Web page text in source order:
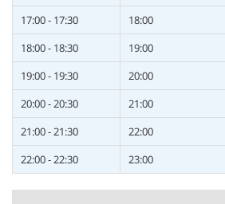
17:00 - 17:30
18:00
18:00 - 18:30
19:00
19:00 - 19:30
20:00
20:00 - 20:30
21:00
21:00 - 21:30
22:00
22:00 - 22:30
23:00